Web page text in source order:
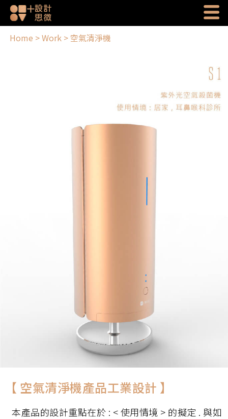
Home >Work > 空氣清淨機
【 空氣清淨機產品工業設計 】
本產品的設計重點在於 : < 使用情境 > 的擬定 . 與如